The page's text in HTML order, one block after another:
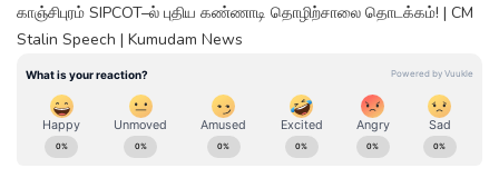
காஞ்சிபுரம் SIPCOT–ல் புதிய கண்ணாடி தொழிற்சாலை தொடக்கம்! | CM
Stalin Speech | Kumudam News